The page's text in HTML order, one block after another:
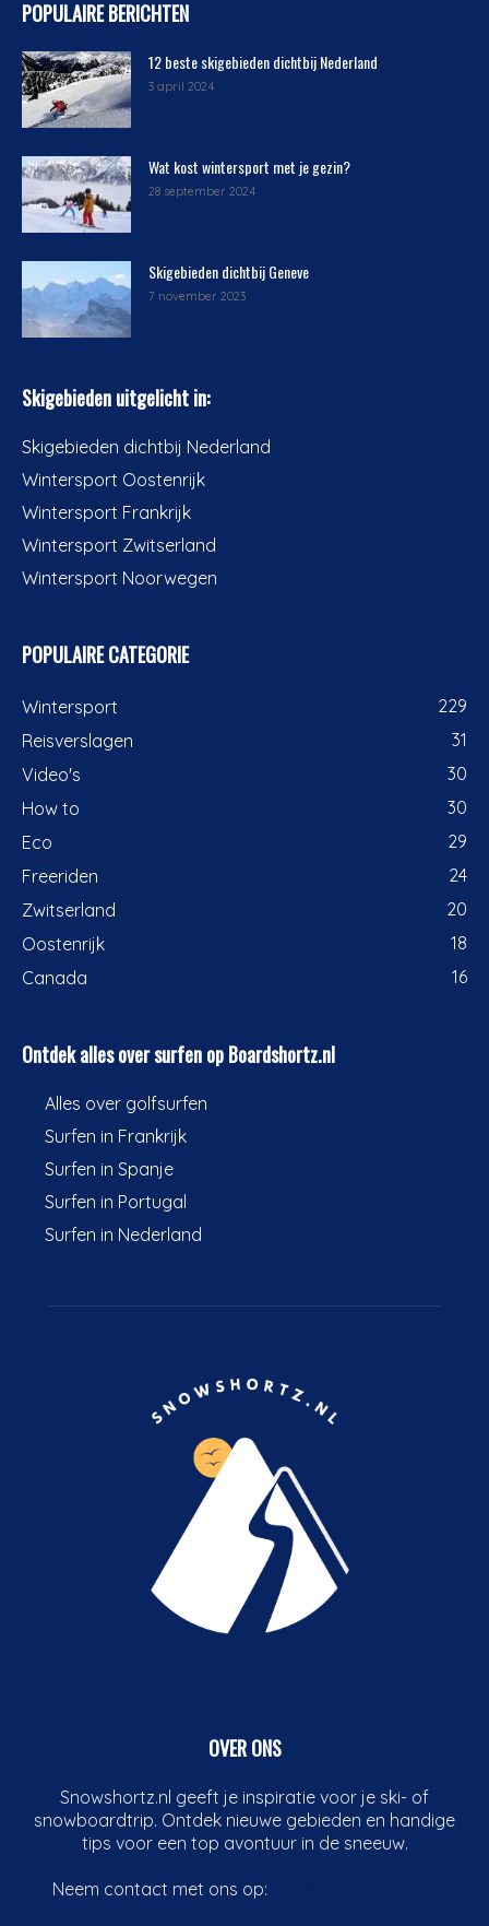
POPULAIRE BERICHTEN
12 beste skigebieden dichtbij Nederland
3 april 2024
Wat kost wintersport met je gezin?
28 september 2024
Skigebieden dichtbij Geneve
7 november 2023
Skigebieden uitgelicht in:
Skigebieden dichtbij Nederland
Wintersport Oostenrijk
Wintersport Frankrijk
Wintersport Zwitserland
Wintersport Noorwegen
POPULAIRE CATEGORIE
Wintersport
229
Reisverslagen
31
Video's
30
How to
30
Eco
29
Freeriden
24
Zwitserland
20
Oostenrijk
18
Canada
16
Ontdek alles over surfen op Boardshortz.nl
Alles over golfsurfen
Surfen in Frankrijk
Surfen in Spanje
Surfen in Portugal
Surfen in Nederland
OVER ONS
Snowshortz.nl geeft je inspiratie voor je ski- of
snowboardtrip. Ontdek nieuwe gebieden en handige
tips voor een top avontuur in de sneeuw.
Neem contact met ons op: